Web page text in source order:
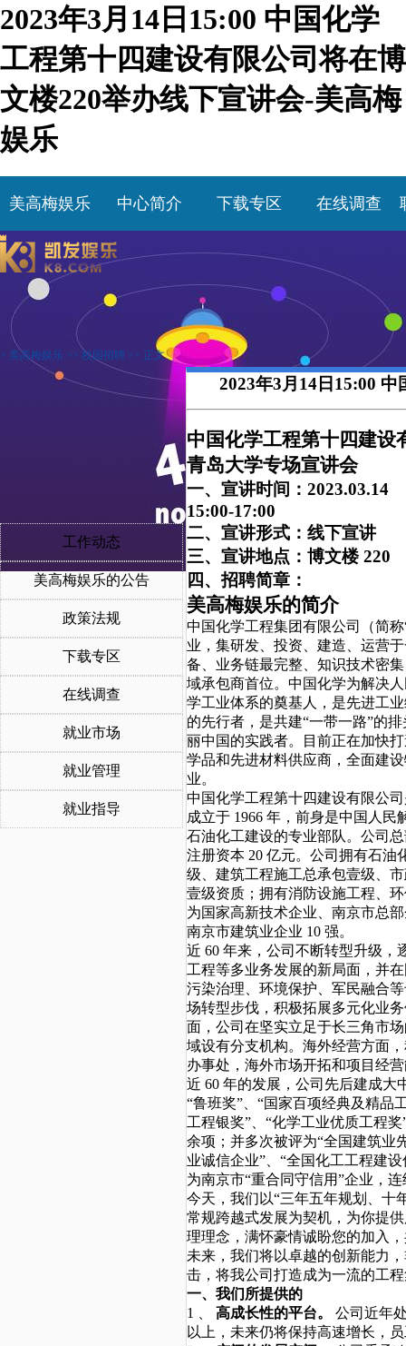
2023年3月14日15:00 中国化学
工程第十四建设有限公司将在博
文楼220举办线下宣讲会-美高梅
娱乐
美高梅娱乐 中心简介 下载专区 在线调查
> 美高梅娱乐 >> 校园招聘 >> 正文
工作动态
美高梅娱乐的公告
政策法规
下载专区
在线调查
就业市场
就业管理
就业指导
2023年3月14日15:00
中国化学工程第十四建设
青岛大学专场宣讲会
一、宣讲时间：2023.03.14
15:00-17:00
二、宣讲形式：线下宣讲
三、宣讲地点：博文楼 220
四、招聘简章：
美高梅娱乐的简介
中国化学工程集团有限公司（简
业，集研发、投资、建造、运营
备、业务链最完整、知识技术密
域承包商首位。中国化学为解决
学工业体系的奠基人，是先进工
的先行者，是共建“一带一路”的
丽中国的实践者。目前正在加快
学品和先进材料供应商，全面建
业。
中国化学工程第十四建设有限公
成立于 1966 年，前身是中国人民
石油化工建设的专业部队。公司
注册资本 20 亿元。公司拥有石油
级、建筑工程施工总承包壹级、
壹级资质；拥有消防设施工程、
为国家高新技术企业、南京市总
南京市建筑业企业 10 强。
近 60 年来，公司不断转型升级，
工程等多业务发展的新局面，并
污染治理、环境保护、军民融合
场转型步伐，积极拓展多元化业
面，公司在坚实立足于长三角市
域设有分支机构。海外经营方面
办事处，海外市场开拓和项目经
近 60 年的发展，公司先后建成大
“鲁班奖”、“国家百项经典及精品
工程银奖”、“化学工业优质工程
余项；并多次被评为“全国建筑业
业诚信企业”、“全国化工工程建
为南京市“重合同守信用”企业，
今天，我们以“三年五年规划、十
常规跨越式发展为契机，为你提
理理念，满怀豪情诚盼您的加入
未来，我们将以卓越的创新能力
击，将我公司打造成为一流的工
一、我们所提供的
1
高成长性的平台。
公司近年
以上，未来仍将保持高速增长，